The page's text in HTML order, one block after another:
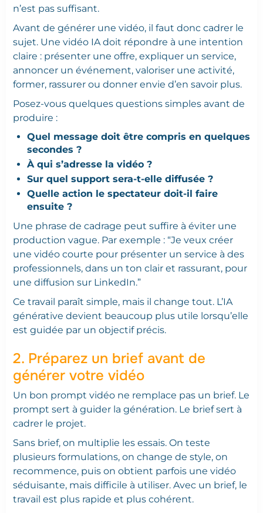
n’est pas suffisant.
Avant de générer une vidéo, il faut donc cadrer le
sujet. Une vidéo IA doit répondre à une intention
claire : présenter une offre, expliquer un service,
annoncer un événement, valoriser une activité,
former, rassurer ou donner envie d’en savoir plus.
Posez-vous quelques questions simples avant de
produire :
Quel message doit être compris en quelques
secondes ?
À qui s’adresse la vidéo ?
Sur quel support sera-t-elle diffusée ?
Quelle action le spectateur doit-il faire
ensuite ?
Une phrase de cadrage peut suffire à éviter une
production vague. Par exemple : “Je veux créer
une vidéo courte pour présenter un service à des
professionnels, dans un ton clair et rassurant, pour
une diffusion sur LinkedIn.”
Ce travail paraît simple, mais il change tout. L’IA
générative devient beaucoup plus utile lorsqu’elle
est guidée par un objectif précis.
2. Préparez un brief avant de
générer votre vidéo
Un bon prompt vidéo ne remplace pas un brief. Le
prompt sert à guider la génération. Le brief sert à
cadrer le projet.
Sans brief, on multiplie les essais. On teste
plusieurs formulations, on change de style, on
recommence, puis on obtient parfois une vidéo
séduisante, mais difficile à utiliser. Avec un brief, le
travail est plus rapide et plus cohérent.